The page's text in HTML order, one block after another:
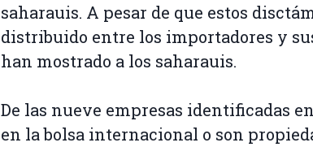
saharauis. A pesar de que estos
distribuido entre los importadores y
han mostrado a los saharauis.
De las nueve empresas identificadas
en la bolsa internacional o son